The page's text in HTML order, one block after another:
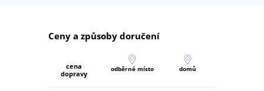
Ceny a způsoby doručení
cena
dopravy
odběrné místo domů